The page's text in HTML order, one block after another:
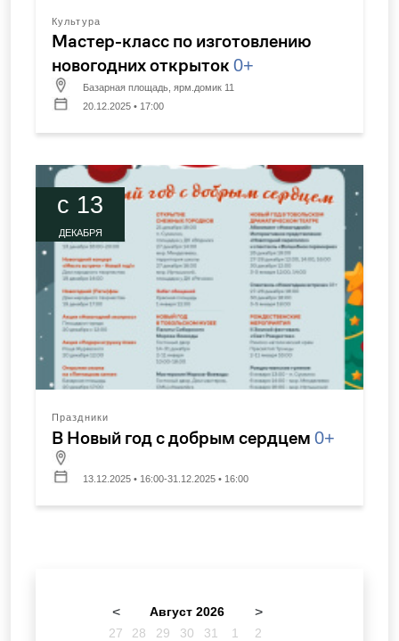
Культура
Мастер-класс по изготовлению
новогодних открыток 0+
Базарная площадь, ярм.домик 11
20.12.2025 • 17:00
c 13
ДЕКАБРЯ
Праздники
В Новый год с добрым сердцем 0+
13.12.2025 • 16:00-31.12.2025 • 16:00
< Август 2026 >
27 28 29 30 31 1
2